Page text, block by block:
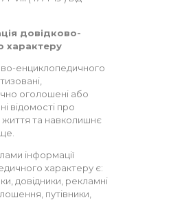
довідково-
характеру
енциклопедичного
оголошені або
відомості про
та навколишнє
інформації
характеру є:
довідники, рекламні
путівники,